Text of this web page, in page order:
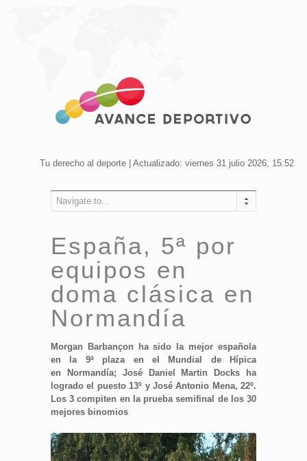
Tu derecho al deporte | Actualizado: viernes 31 julio 2026, 15:52
Navigate to...
España, 5ª por
equipos en
doma clásica en
Normandía
Morgan Barbançon ha sido la mejor española
en la 9ª plaza en el Mundial de Hípica
en Normandía; José Daniel Martin Docks ha
logrado el puesto 13º y José Antonio Mena, 22º.
Los 3 compiten en la prueba semifinal de los 30
mejores binomios